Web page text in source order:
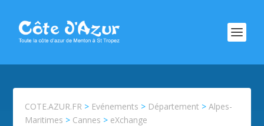
COTE.AZUR.FR > Evénements > Département >Alpes-
Maritimes > Cannes > eXchange